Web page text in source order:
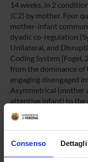
Consenso Dettagli
14 weeks, in 2
(C2) by mother. Four
mother-infant
dyadic co-regulation
Unilateral, and
Coding System (Fogel,
from the dominance
engaging disengaged
Asymmetrical (mother
attentive infant) to the
engagement of both
supporting the
co-regulation with the
was significantly more